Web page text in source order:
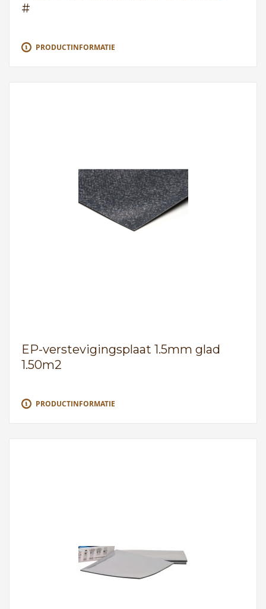
#
PRODUCTINFORMATIE
EP-verstevigingsplaat 1.5mm glad
1.50m2
PRODUCTINFORMATIE